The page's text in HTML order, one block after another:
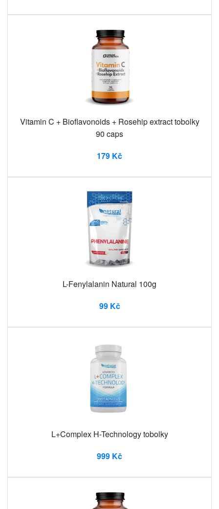
Vitamin C + Bioflavonoids + Rosehip extract tobolky
90 caps
179 Kč
L-Fenylalanin Natural 100g
99 Kč
L+Complex H-Technology tobolky
999 Kč